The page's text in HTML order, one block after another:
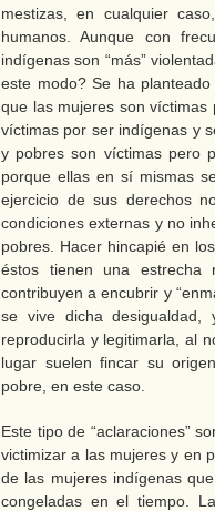
mestizas, en cualquier
humanos. Aunque con
indígenas son “más”
este modo? Se ha
que las mujeres son víctimas
víctimas por ser indígenas y
y pobres son víctimas pero
porque ellas en sí mismas
ejercicio de sus derechos
condiciones externas y no
pobres. Hacer hincapié en
éstos tienen una estrecha
contribuyen a encubrir y
se vive dicha
reproducirla y legitimarla, al
lugar suelen fincar su
pobre, en este caso.
Este tipo de “aclaraciones”
victimizar a las mujeres y en
de las mujeres indígenas
congeladas en el tiempo.